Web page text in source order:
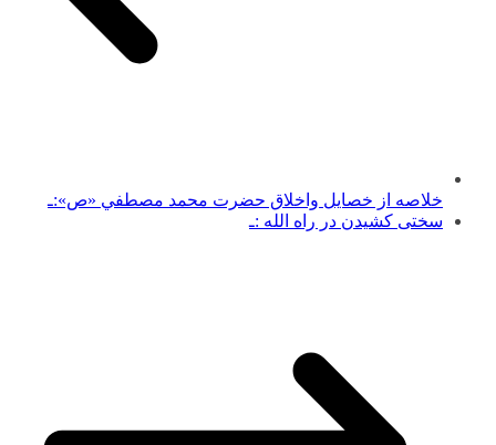
خلاصه از خصايل واخلاق حضرت محمد مصطفي «ص»:ـ
سختی کشیدن در راه الله :ـ